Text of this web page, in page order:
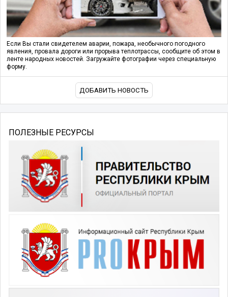
Если Вы стали свидетелем аварии, пожара, необычного погодного
явления, провала дороги или прорыва теплотрассы, сообщите об этом в
ленте народных новостей. Загружайте фотографии через специальную
форму.
ДОБАВИТЬ НОВОСТЬ
ПОЛЕЗНЫЕ РЕСУРСЫ